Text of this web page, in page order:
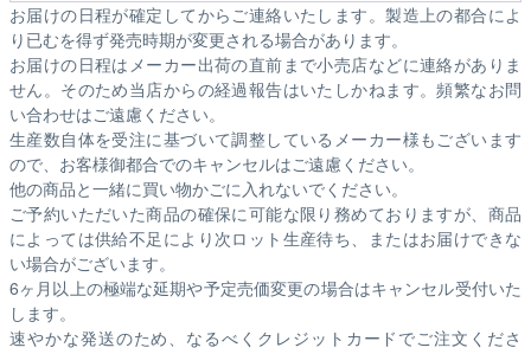
お届けの日程が確定してからご連絡いたします。製造上の都合によ
り已むを得ず発売時期が変更される場合があります。
お届けの日程はメーカー出荷の直前まで小売店などに連絡がありま
せん。そのため当店からの経過報告はいたしかねます。頻繁なお問
い合わせはご遠慮ください。
生産数自体を受注に基づいて調整しているメーカー様もございます
ので、お客様御都合でのキャンセルはご遠慮ください。
他の商品と一緒に買い物かごに入れないでください。
ご予約いただいた商品の確保に可能な限り務めておりますが、商品
によっては供給不足により次ロット生産待ち、またはお届けできな
い場合がございます。
6ヶ月以上の極端な延期や予定売価変更の場合はキャンセル受付いた
します。
速やかな発送のため、なるべくクレジットカードでご注文くださ